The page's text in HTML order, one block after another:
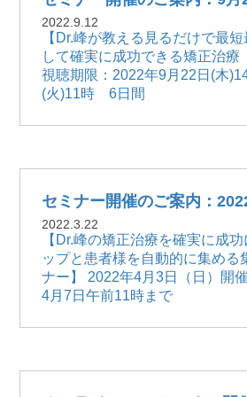
2022.9.12
【Dr.峰が教える見るだけで最
して確実に成功できる矯正治
視聴期限：2022年9月22日(木
(火)11時 6日間
セミナー開催のご案内：
2022.3.22
【Dr.峰の矯正治療を確実に成
ップと患者様を自動的に集める
ナー】 2022年4月3日（日）
4月7日午前11時まで